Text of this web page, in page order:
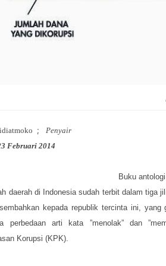
;
Penyair
Februari 2014
Buku
daerah di Indonesia sudah terbit dalam tiga
kepada republik tercinta ini,
perbedaan arti kata ”menolak” dan
Korupsi (KPK).